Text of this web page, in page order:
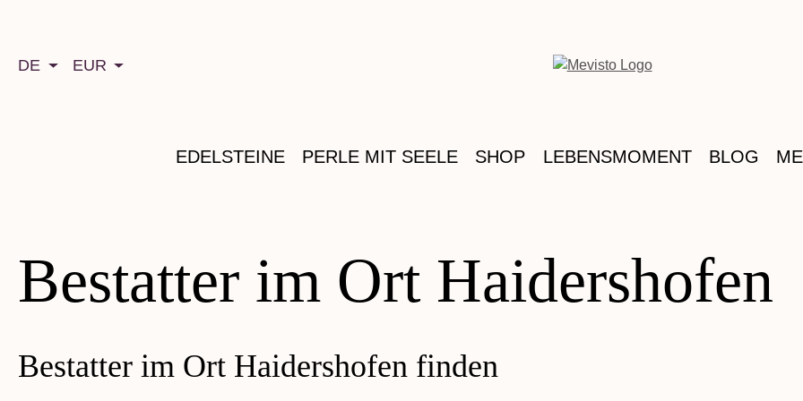
DE EUR
EDELSTEINE PERLE MIT SEELE SHOP LEBENSMOMENT BLOG
Bestatter im Ort Haidershofen
Bestatter im Ort Haidershofen finden